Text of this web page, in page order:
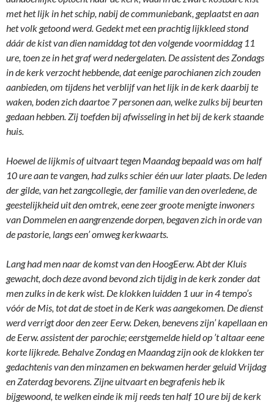
met het lijk in het schip, nabij de communiebank, geplaatst en aan
het volk getoond werd. Gedekt met een prachtig lijkkleed stond
dáár de kist van dien namiddag tot den volgende voormiddag 11
ure, toen ze in het graf werd nedergelaten. De assistent des Zondags
in de kerk verzocht hebbende, dat eenige parochianen zich zouden
aanbieden, om tijdens het verblijf van het lijk in de kerk daarbij te
waken, boden zich daartoe 7 personen aan, welke zulks bij beurten
gedaan hebben. Zij toefden bij afwisseling in het bij de kerk staande
huis.
Hoewel de lijkmis of uitvaart tegen Maandag bepaald was om half
10 ure aan te vangen, had zulks schier één uur later plaats. De leden
der gilde, van het zangcollegie, der familie van den overledene, de
geestelijkheid uit den omtrek, eene zeer groote menigte inwoners
van Dommelen en aangrenzende dorpen, begaven zich in orde van
de pastorie, langs een’ omweg kerkwaarts.
Lang had men naar de komst van den HoogEerw. Abt der Kluis
gewacht, doch deze avond bevond zich tijdig in de kerk zonder dat
men zulks in de kerk wist. De klokken luidden 1 uur in 4 tempo’s
vóór de Mis, tot dat de stoet in de Kerk was aangekomen. De dienst
werd verrigt door den zeer Eerw. Deken, benevens zijn’ kapellaan en
de Eerw. assistent der parochie; eerstgemelde hield op ’t altaar eene
korte lijkrede. Behalve Zondag en Maandag zijn ook de klokken ter
gedachtenis van den minzamen en bekwamen herder geluid Vrijdag
en Zaterdag bevorens. Zijne uitvaart en begrafenis heb ik
bijgewoond, te welken einde ik mij reeds ten half 10 ure bij de kerk